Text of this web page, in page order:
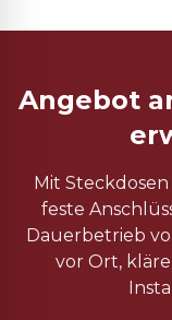
Angebot
Mit
feste
Dauerbetrieb
vor Ort,